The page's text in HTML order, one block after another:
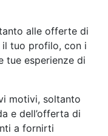
alle offerte di
tuo profilo, con i
tue esperienze di
motivi, soltanto
e dell’offerta di
a fornirti